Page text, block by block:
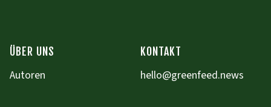
ÜBER UNS
Autoren
KONTAKT
hello@greenfeed.news